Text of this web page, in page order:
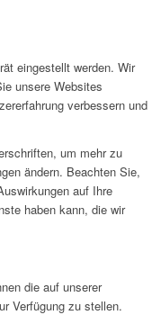
eingestellt werden. Wir
unsere Websites
verbessern und
um mehr zu
ändern. Beachten Sie,
auf Ihre
haben kann, die wir
die auf unserer
Verfügung zu stellen.